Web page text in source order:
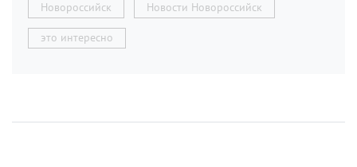
Новороссийск Новости Новороссийск
это интересно